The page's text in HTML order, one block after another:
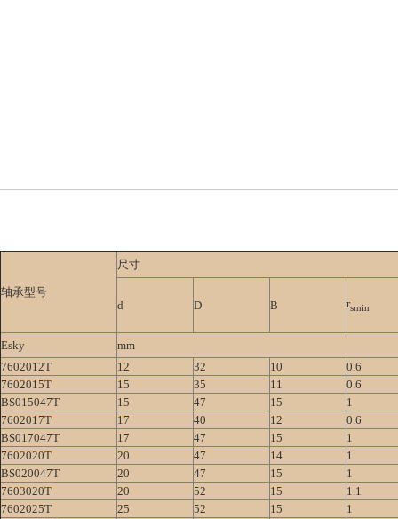
轴承型号
尺寸
d D B rsmin
Esky
mm
7602012T
12 32 10
0.6
7602015T
15 35 11
0.6
BS015047T
15 47 15
1
7602017T
17 40 12
0.6
BS017047T
17 47 15
1
7602020T
20 47 14
1
BS020047T
20 47 15
1
7603020T
20 52 15
1.1
7602025T
25 52 15
1